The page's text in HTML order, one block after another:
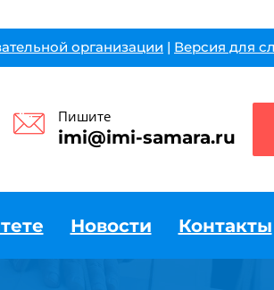
организации | Версия для
Пишите
imi@imi-samara.ru
Новости Контакты